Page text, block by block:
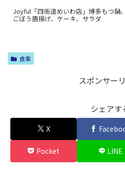
Joyful「四街道めいわ店」博多もつ鍋、
ごぼう唐揚げ、ケーキ、サラダ
食事
スポンサー
シェアす
X
Pocket LINE